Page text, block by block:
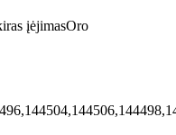
įėjimasOro